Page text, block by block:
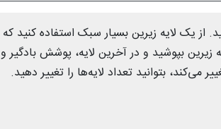
یک ‌لایه زیرین بسیار سبک استفاده کنید که
بپوشید و در آخرین لایه، پوشش بادگیر و
بتوانید تعداد لایه‌ها را تغییر دهید.